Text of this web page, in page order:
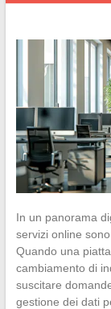
In un panorama
servizi online
Quando una
cambiamento di
suscitare
gestione dei dati